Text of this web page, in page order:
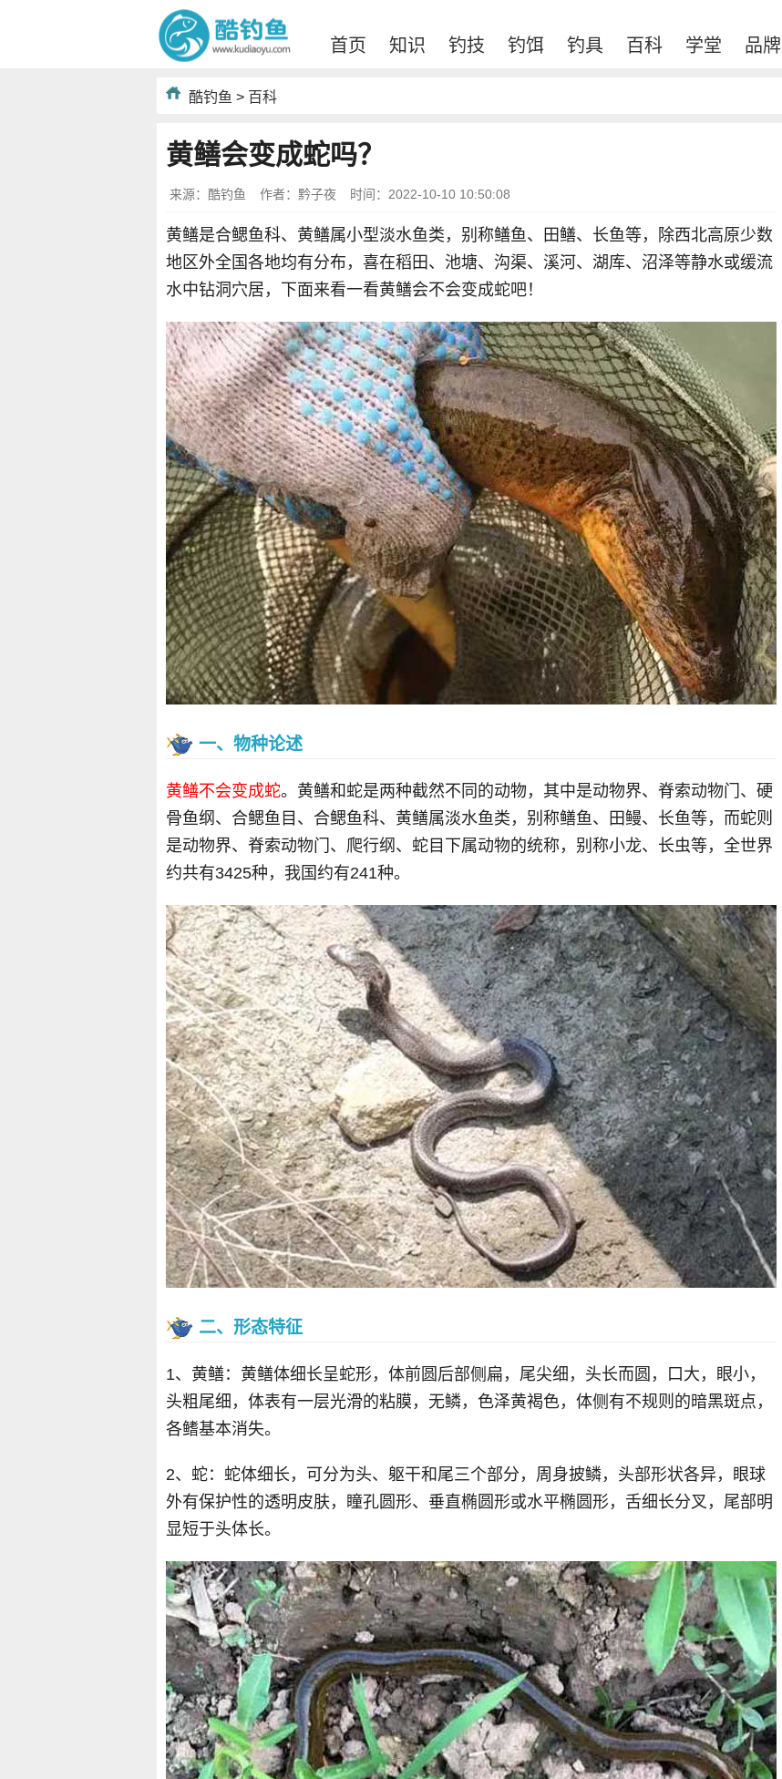
首页 知识 钓技 钓饵 钓具 百科 学堂 品牌
酷钓鱼 > 百科
黄鳝会变成蛇吗？
来源：酷钓鱼 作者：黔子夜 时间：2022-10-10 10:50:08
黄鳝是合鳃鱼科、黄鳝属小型淡水鱼类，别称鳝鱼、田鳝、长鱼等，除西北高原少数
地区外全国各地均有分布，喜在稻田、池塘、沟渠、溪河、湖库、沼泽等静水或缓流
水中钻洞穴居，下面来看一看黄鳝会不会变成蛇吧！
一、物种论述
黄鳝不会变成蛇。黄鳝和蛇是两种截然不同的动物，其中是动物界、脊索动物门、硬
骨鱼纲、合鳃鱼目、合鳃鱼科、黄鳝属淡水鱼类，别称鳝鱼、田鳗、长鱼等，而蛇则
是动物界、脊索动物门、爬行纲、蛇目下属动物的统称，别称小龙、长虫等，全世界
约共有3425种，我国约有241种。
二、形态特征
1、黄鳝：黄鳝体细长呈蛇形，体前圆后部侧扁，尾尖细，头长而圆，口大，眼小，
头粗尾细，体表有一层光滑的粘膜，无鳞，色泽黄褐色，体侧有不规则的暗黑斑点，
各鳍基本消失。
2、蛇：蛇体细长，可分为头、躯干和尾三个部分，周身披鳞，头部形状各异，眼球
外有保护性的透明皮肤，瞳孔圆形、垂直椭圆形或水平椭圆形，舌细长分叉，尾部明
显短于头体长。